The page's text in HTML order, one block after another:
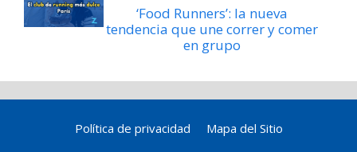
‘Food Runners’: la nueva
tendencia que une correr y comer
en grupo
Política de privacidad
Mapa del Sitio